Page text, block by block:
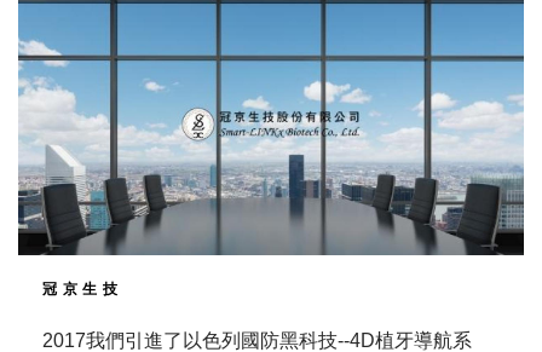
冠京生技
2017我們引進了以色列國防黑科技--4D植牙導航系